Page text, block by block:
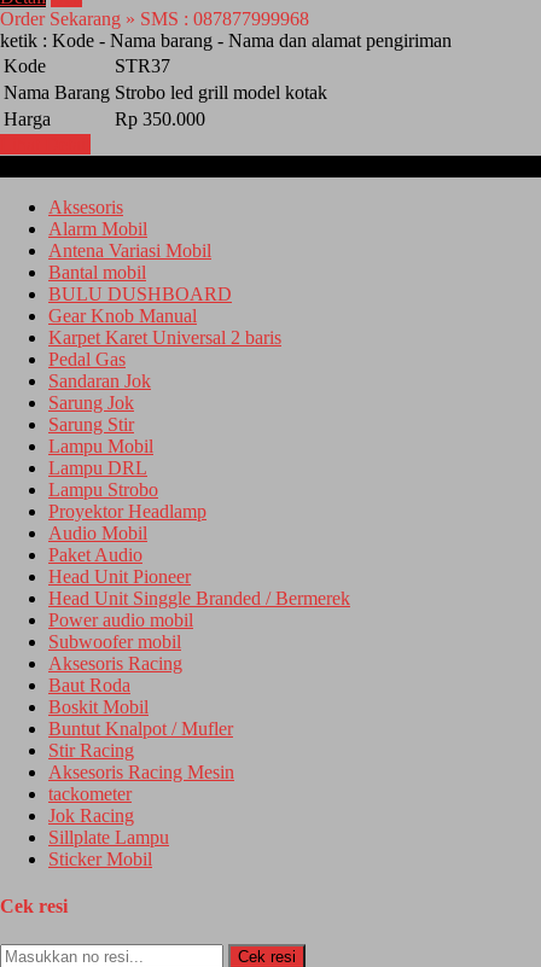
Order Sekarang » SMS : 087877999968
ketik : Kode - Nama barang - Nama dan alamat pengiriman
Kode
STR37
Nama Barang Strobo led grill model kotak
Harga
Rp 350.000
Aksesoris
Alarm Mobil
Antena Variasi Mobil
Bantal mobil
BULU DUSHBOARD
Gear Knob Manual
Karpet Karet Universal 2 baris
Pedal Gas
Sandaran Jok
Sarung Jok
Sarung Stir
Lampu Mobil
Lampu DRL
Lampu Strobo
Proyektor Headlamp
Audio Mobil
Paket Audio
Head Unit Pioneer
Head Unit Singgle Branded / Bermerek
Power audio mobil
Subwoofer mobil
Aksesoris Racing
Baut Roda
Boskit Mobil
Buntut Knalpot / Mufler
Stir Racing
Aksesoris Racing Mesin
tackometer
Jok Racing
Sillplate Lampu
Sticker Mobil
Cek resi
Cek resi